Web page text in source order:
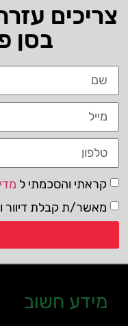
צריכים
בסן
קראתי והסכמתי ל
מאשר/ת קבלת דיוור
מידע חשוב